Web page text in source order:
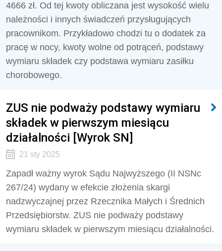
4666 zł. Od tej kwoty obliczana jest wysokość wielu
należności i innych świadczeń przysługujących
pracownikom. Przykładowo chodzi tu o dodatek za
pracę w nocy, kwoty wolne od potrąceń, podstawy
wymiaru składek czy podstawa wymiaru zasiłku
chorobowego.
ZUS nie podważy podstawy wymiaru
składek w pierwszym miesiącu
działalności [Wyrok SN]
21 sty 2025
Zapadł ważny wyrok Sądu Najwyższego (II NSNc
267/24) wydany w efekcie złożenia skargi
nadzwyczajnej przez Rzecznika Małych i Średnich
Przedsiębiorstw. ZUS nie podważy podstawy
wymiaru składek w pierwszym miesiącu działalności.